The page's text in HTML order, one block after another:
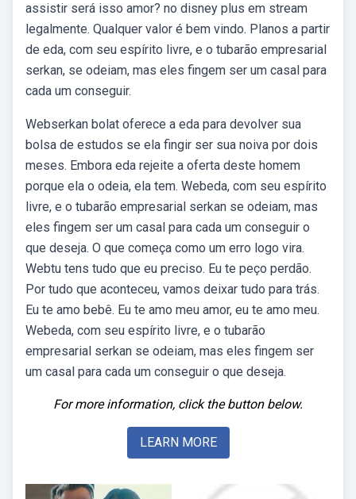
assistir será isso amor? no disney plus em stream
legalmente. Qualquer valor é bem vindo. Planos a partir
de eda, com seu espírito livre, e o tubarão empresarial
serkan, se odeiam, mas eles fingem ser um casal para
cada um conseguir.
Webserkan bolat oferece a eda para devolver sua
bolsa de estudos se ela fingir ser sua noiva por dois
meses. Embora eda rejeite a oferta deste homem
porque ela o odeia, ela tem. Webeda, com seu espírito
livre, e o tubarão empresarial serkan se odeiam, mas
eles fingem ser um casal para cada um conseguir o
que deseja. O que começa como um erro logo vira.
Webtu tens tudo que eu preciso. Eu te peço perdão.
Por tudo que aconteceu, vamos deixar tudo para trás.
Eu te amo bebê. Eu te amo meu amor, eu te amo meu.
Webeda, com seu espírito livre, e o tubarão
empresarial serkan se odeiam, mas eles fingem ser
um casal para cada um conseguir o que deseja.
For more information, click the button below.
LEARN MORE